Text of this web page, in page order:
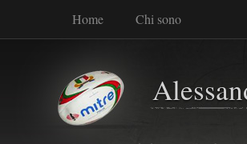
Home Chi sono